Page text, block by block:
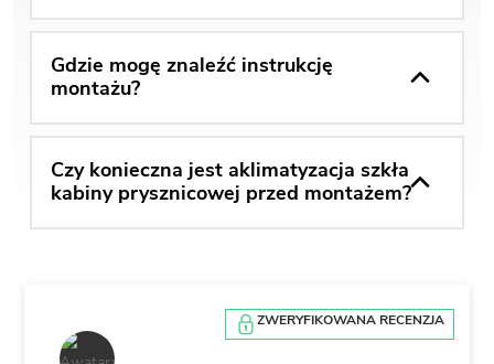
Gdzie mogę znaleźć instrukcję
montażu?
Czy konieczna jest aklimatyzacja szkła
kabiny prysznicowej przed montażem?
ZWERYFIKOWANA RECENZJA